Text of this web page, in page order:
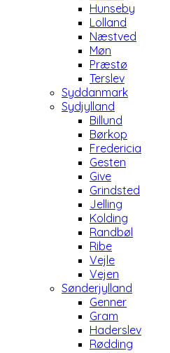
Hunseby
Lolland
Næstved
Møn
Præstø
Terslev
Syddanmark
Sydjylland
Billund
Børkop
Fredericia
Gesten
Give
Grindsted
Jelling
Kolding
Randbøl
Ribe
Vejle
Vejen
Sønderjylland
Genner
Gram
Haderslev
Rødding